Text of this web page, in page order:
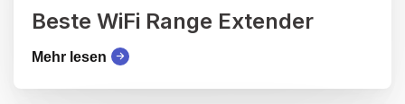
Beste WiFi Range Extender
Mehr lesen